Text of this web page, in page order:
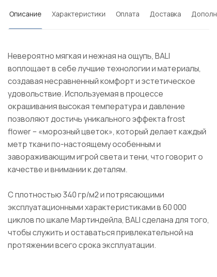
Описание Характеристики Оплата Доставка
Невероятно мягкая и нежная на ощупь, BALI
воплощает в себе лучшие технологии и материалы,
создавая несравненный комфорт и эстетическое
удовольствие. Используемая в процессе
окрашивания высокая температура и давление
позволяют достичь уникального эффекта frost
flower – «морозный цветок», который делает каждый
метр ткани по-настоящему особенным и
завораживающим игрой света и тени, что говорит о
качестве и внимании к деталям.
С плотностью 340 гр/м2 и потрясающими
эксплуатационными характеристиками в 60 000
циклов по шкале Мартиндейла, BALI сделана для того,
чтобы служить и оставаться привлекательной на
протяжении всего срока эксплуатации.